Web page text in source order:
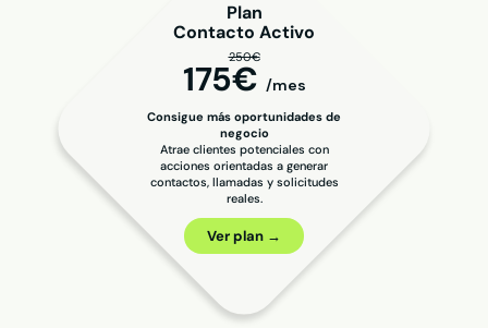
Plan
Contacto Activo
250€
175€ /mes
Consigue más oportunidades de
negocio
Atrae clientes potenciales con
acciones orientadas a generar
contactos, llamadas y solicitudes
reales.
Ver plan →